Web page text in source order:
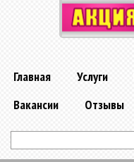
Главная Услуги
Вакансии
Отзывы